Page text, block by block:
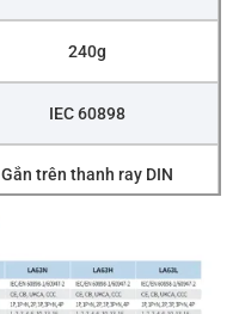
240g
IEC 60898
Gắn trên thanh ray DIN